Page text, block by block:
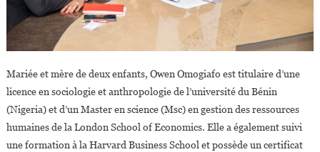
Mariée et mère de deux enfants, Owen Omogiafo est titulaire d’une
licence en sociologie et anthropologie de l’université du Bénin
(Nigeria) et d’un Master en science (Msc) en gestion des ressources
humaines de la London School of Economics. Elle a également suivi
une formation à la Harvard Business School et possède un certificat